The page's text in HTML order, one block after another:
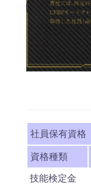
社員保有資格
資格種類
技能検定金